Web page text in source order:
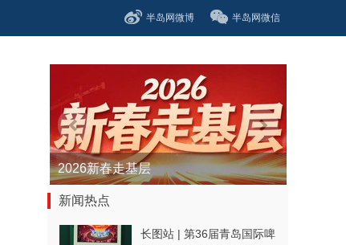
半岛网微博 半岛网微信
青春逐梦正当时——聚焦2026年中...
新闻热点
长图站 | 第36届青岛国际啤